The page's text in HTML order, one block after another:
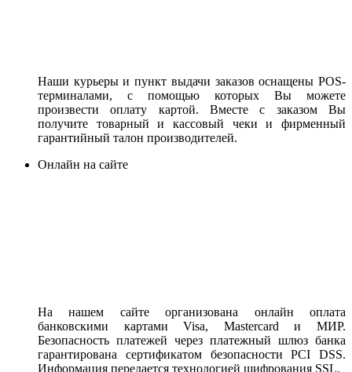
Наши курьеры и пункт выдачи заказов оснащены POS-
терминалами, с помощью которых Вы можете
произвести оплату картой. Вместе с заказом Вы
получите товарный и кассовый чеки и фирменный
гарантийный талон производителей.
Онлайн на сайте
На нашем сайте организована онлайн оплата
банковскими картами Visa, Mastercard и МИР.
Безопасность платежей через платежный шлюз банка
гарантирована сертификатом безопасности PCI DSS.
Информация передается технологией шифрования SSL.